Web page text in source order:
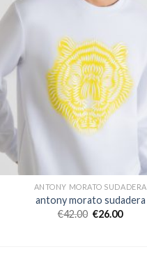
ANTONY MORATO SUDADERA
antony morato sudadera
€42.00 €26.00